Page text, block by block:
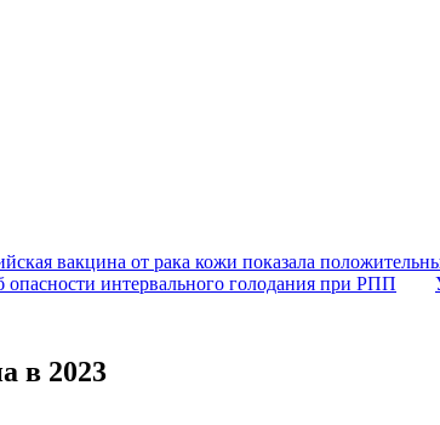
вакцина от рака кожи показала
интервального голодания при РПП
в 2023